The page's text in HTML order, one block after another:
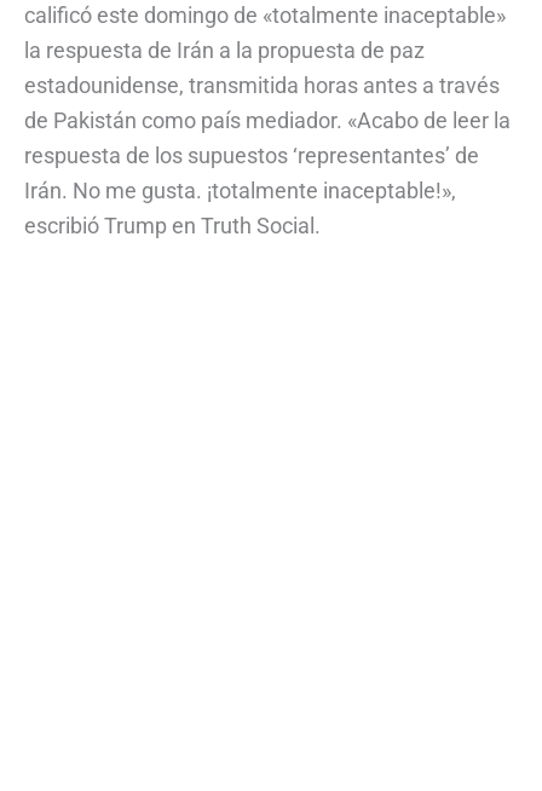
calificó este domingo de «totalmente inaceptable»
la respuesta de Irán a la propuesta de paz
estadounidense, transmitida horas antes a través
de Pakistán como país mediador. «Acabo de leer la
respuesta de los supuestos ‘representantes’ de
Irán. No me gusta. ¡totalmente inaceptable!»,
escribió Trump en Truth Social.